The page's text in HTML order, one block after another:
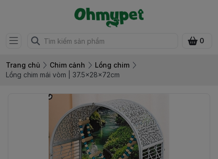
0
Trang chủ Chim cảnh
Lồng chim
Lồng chim mái vòm | 37.5x28x72cm